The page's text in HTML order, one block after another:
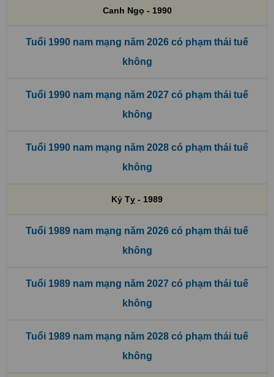
Canh Ngọ - 1990
Tuổi 1990 nam mạng năm 2026 có phạm thái tuế
không
Tuổi 1990 nam mạng năm 2027 có phạm thái tuế
không
Tuổi 1990 nam mạng năm 2028 có phạm thái tuế
không
Kỷ Tỵ - 1989
Tuổi 1989 nam mạng năm 2026 có phạm thái tuế
không
Tuổi 1989 nam mạng năm 2027 có phạm thái tuế
không
Tuổi 1989 nam mạng năm 2028 có phạm thái tuế
không